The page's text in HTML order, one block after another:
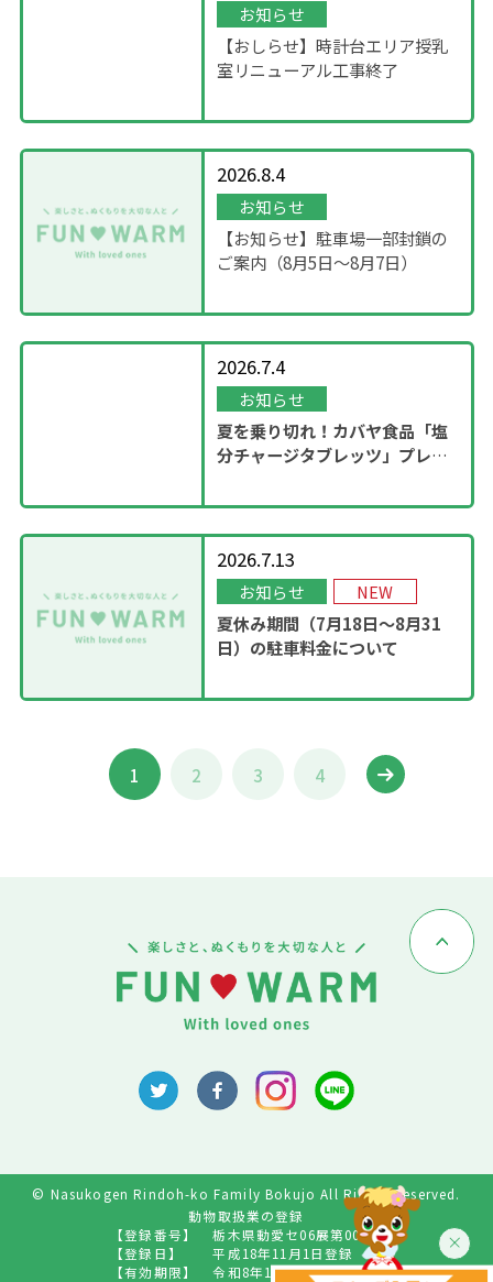
お知らせ
【おしらせ】時計台エリア授乳
室リニューアル工事終了
2026.8.4
お知らせ
【お知らせ】駐車場一部封鎖の
ご案内（8月5日〜8月7日）
2026.7.4
お知らせ
夏を乗り切れ！カバヤ食品「塩
分チャージタブレッツ」プレゼ
2026.7.13
お知らせ NEW
夏休み期間（7月18日～8月31
日）の駐車料金について
1 2 3 4
© Nasukogen Rindoh-ko Family Bokujo All Rights Reserved.
動物取扱業の登録
【登録番号】
栃木県動愛セ06展第009号
【登録日】
平成18年11月1日登録
【有効期限】
令和8年10月31日